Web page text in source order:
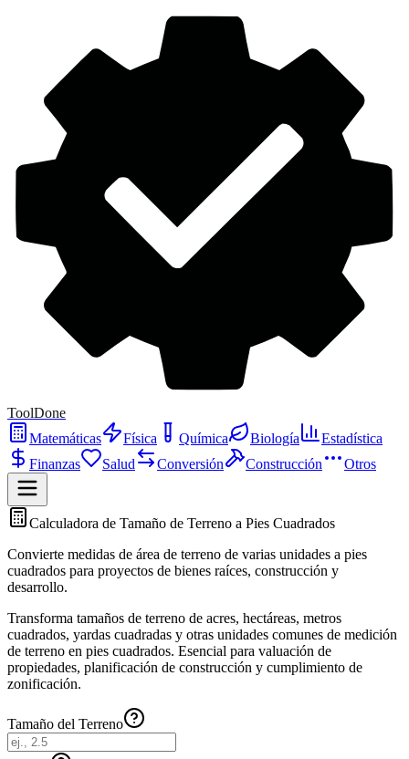
ToolDone
Matemáticas
Física Química Biología
Estadística
Finanzas
Salud Conversión Construcción Otros
Calculadora de Tamaño de Terreno a Pies Cuadrados
Convierte medidas de área de terreno de varias unidades a pies
cuadrados para proyectos de bienes raíces, construcción y
desarrollo.
Transforma tamaños de terreno de acres, hectáreas, metros
cuadrados, yardas cuadradas y otras unidades comunes de medición
de terreno en pies cuadrados. Esencial para valuación de
propiedades, planificación de construcción y cumplimiento de
zonificación.
Tamaño del Terreno